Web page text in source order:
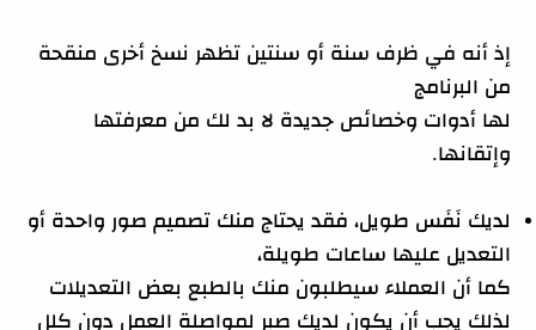
إذ أنه في ظرف سنة أو سنتين تظهر نسخ أخرى منقحة
من البرنامج
لها أدوات وخصائص جديدة لا بد لك من معرفتها
وإتقانها.
لديك نَفَس طويل، فقد يحتاج منك تصميم صور واحدة أو
التعديل عليها ساعات طويلة،
كما أن العملاء سيطلبون منك بالطبع بعض التعديلات
لذلك يجب أن يكون لديك صبر لمواصلة العمل دون كلل